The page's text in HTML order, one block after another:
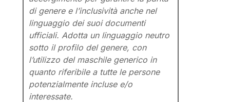
di genere e l’inclusività anche nel
linguaggio dei suoi documenti
ufficiali. Adotta un linguaggio neutro
sotto il profilo del genere, con
l’utilizzo del maschile generico in
quanto riferibile a tutte le persone
potenzialmente incluse e/o
interessate.